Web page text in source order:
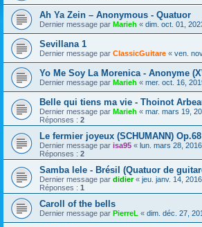
Ah Ya Zein – Anonymous - Quatuor
Dernier message par Marieh « dim. oct. 01,
Sevillana 1
Dernier message par ClassicGuitare « ven.
Yo Me Soy La Morenica - Anonyme
Dernier message par Marieh « mer. oct. 16,
Belle qui tiens ma vie - Thoinot
Dernier message par Marieh « mar. mars 19,
Réponses : 2
Le fermier joyeux (SCHUMANN)
Dernier message par isa95 « lun. mars 28,
Réponses : 2
Samba lele - Brésil (Quatuor de
Dernier message par didier« jeu. janv. 14,
Réponses : 1
Caroll of the bells
Dernier message par PierreL « dim. déc. 27,